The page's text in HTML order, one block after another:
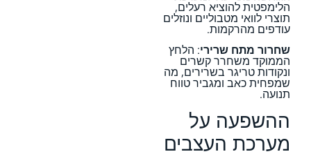
הלימפטית להוציא רעלים,
תוצרי לוואי מטבוליים ונוזלים
עודפים מהרקמות.
שחרור מתח שרירי: הלחץ
הממוקד משחרר קשרים
ונקודות טריגר בשרירים, מה
שמפחית כאב ומגביר טווח
תנועה.
ההשפעה על
מערכת העצבים